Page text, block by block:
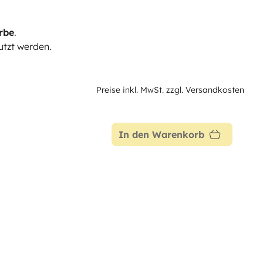
.
werden.
Preise inkl. MwSt. zzgl. Versandkosten
In den Warenkorb